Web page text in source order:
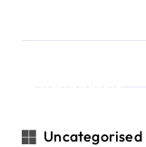
Uncategorised